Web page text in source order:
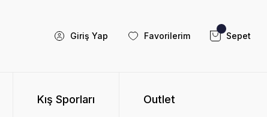
Giriş Yap Favorilerim Sepet
Kış Sporları Outlet